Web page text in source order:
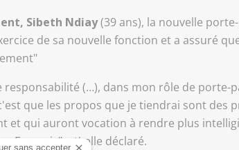
Sibeth Ndiay(39 ans), la nouvelle
de sa nouvelle fonction et a assuré
(…), dans mon rôle de porte-
que les propos que je tiendrai sont des
et qui auront vocation à rendre plus
Français" a t'-elle déclaré.